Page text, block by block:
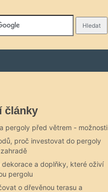
články
pergoly před větrem - možnosti
proč investovat do pergoly
dekorace a doplňky, které oživí
pergolu
o dřevěnou terasu a